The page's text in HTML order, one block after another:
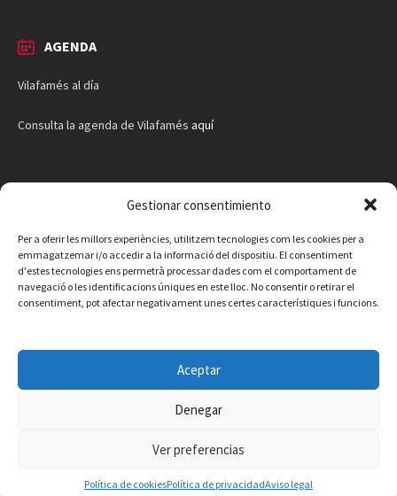
Gestionar consentimiento
Per a oferir les millors experiències, utilitzem tecnologies com les cookies per a
emmagatzemar i/o accedir a la informació del dispositiu. El consentiment
d'estes tecnologies ens permetrà processar dades com el comportament de
navegació o les identificacions úniques en este lloc. No consentir o retirar el
consentiment, pot afectar negativament unes certes característiques i funcions.
Aceptar
Denegar
Ver preferencias
Política de cookiesPolítica de privacidadAviso legal
AGENDA
Vilafamés al día
Consulta la agenda de Vilafamés aquí